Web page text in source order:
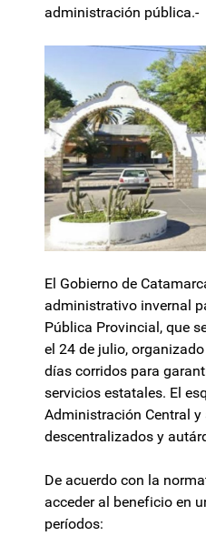
administración
El Gobierno de
administrativo invernal
Pública Provincial, que
el 24 de julio,
días corridos para
servicios estatales. El
Administración Central
descentralizados y
De acuerdo con la
acceder al beneficio en
períodos: